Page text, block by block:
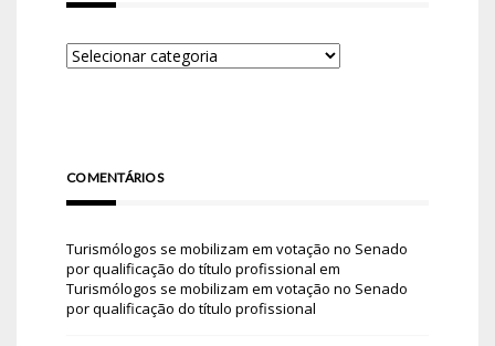
COMENTÁRIOS
Turismólogos se mobilizam em votação no Senado
por qualificação do título profissional em
Turismólogos se mobilizam em votação no Senado
por qualificação do título profissional